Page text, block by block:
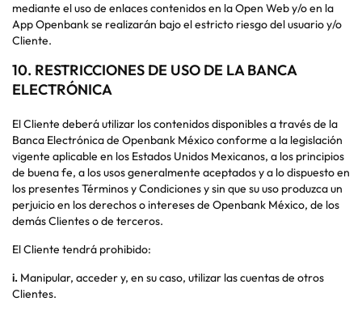
mediante el uso de enlaces contenidos en la Open Web y/o en la
App Openbank se realizarán bajo el estricto riesgo del usuario y/o
Cliente.
10. RESTRICCIONES DE USO DE LA BANCA
ELECTRÓNICA
El Cliente deberá utilizar los contenidos disponibles a través de la
Banca Electrónica de Openbank México conforme a la legislación
vigente aplicable en los Estados Unidos Mexicanos, a los principios
de buena fe, a los usos generalmente aceptados y a lo dispuesto en
los presentes Términos y Condiciones y sin que su uso produzca un
perjuicio en los derechos o intereses de Openbank México, de los
demás Clientes o de terceros.
El Cliente tendrá prohibido:
i. Manipular, acceder y, en su caso, utilizar las cuentas de otros
Clientes.